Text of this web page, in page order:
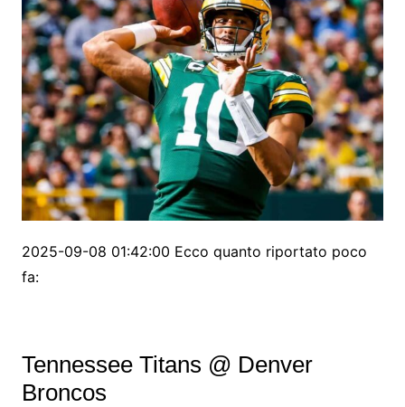
2025-09-08 01:42:00 Ecco quanto riportato poco
fa:
Tennessee Titans @ Denver
Broncos